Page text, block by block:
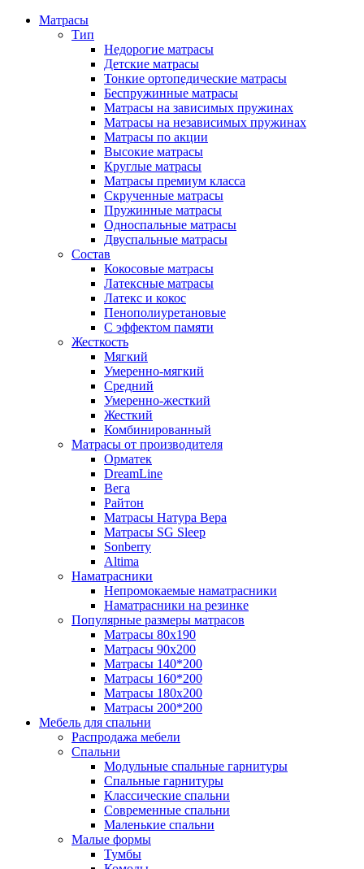
Матрасы
Тип
Недорогие матрасы
Детские матрасы
Тонкие ортопедические матрасы
Беспружинные матрасы
Матрасы на зависимых пружинах
Матрасы на независимых пружинах
Матрасы по акции
Высокие матрасы
Круглые матрасы
Матрасы премиум класса
Скрученные матрасы
Пружинные матрасы
Односпальные матрасы
Двуспальные матрасы
Состав
Кокосовые матрасы
Латексные матрасы
Латекс и кокос
Пенополиуретановые
С эффектом памяти
Жесткость
Мягкий
Умеренно-мягкий
Средний
Умеренно-жесткий
Жесткий
Комбинированный
Матрасы от производителя
Орматек
DreamLine
Вега
Райтон
Матрасы Натура Вера
Матрасы SG Sleep
Sonberry
Altima
Наматрасники
Непромокаемые наматрасники
Наматрасники на резинке
Популярные размеры матрасов
Матрасы 80x190
Матрасы 90x200
Матрасы 140*200
Матрасы 160*200
Матрасы 180x200
Матрасы 200*200
Мебель для спальни
Распродажа мебели
Спальни
Модульные спальные гарнитуры
Спальные гарнитуры
Классические спальни
Современные спальни
Маленькие спальни
Малые формы
Тумбы